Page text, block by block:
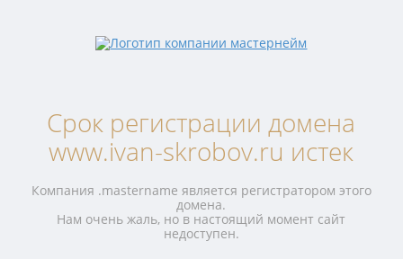
Срок регистрации домена
www.ivan-skrobov.ru истек
Компания .mastername является регистратором этого
домена.
Нам очень жаль, но в настоящий момент сайт
недоступен.